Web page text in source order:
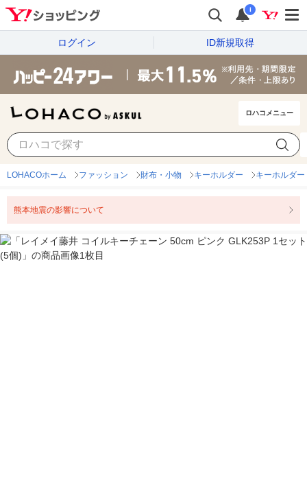
i
ログイン ID新規取得
ロハコメニュー
LOHACOホーム ファッション 財布・小物 キーホルダー キーホルダー
熊本地震の影響について